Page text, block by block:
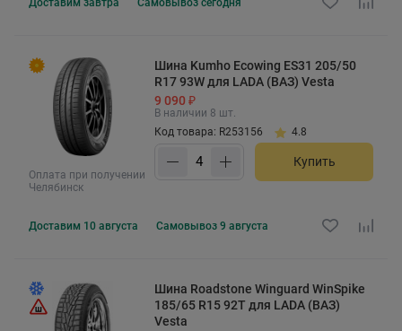
Доставим завтра Самовывоз сегодня
Оплата при получении
Челябинск
Шина Kumho Ecowing ES31 205/50
R17 93W для LADA (ВАЗ) Vesta
9 090 ₽
В наличии 8 шт.
Код товара: R253156
4.8
Купить
Доставим 10 августа Самовывоз 9 августа
Шина Roadstone Winguard WinSpike
185/65 R15 92T для LADA (ВАЗ)
Vesta